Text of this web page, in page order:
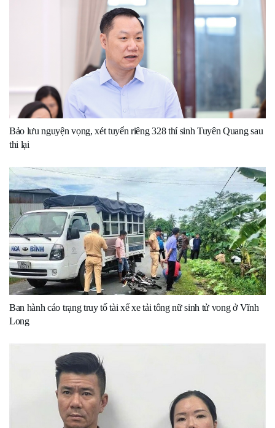
Bảo lưu nguyện vọng, xét tuyển riêng 328 thí sinh Tuyên Quang sau
thi lại
Ban hành cáo trạng truy tố tài xế xe tải tông nữ sinh tử vong ở Vĩnh
Long